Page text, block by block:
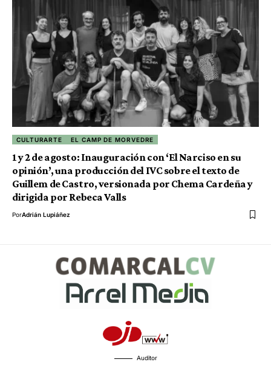
CULTURARTE EL CAMP DE MORVEDRE
1 y 2 de agosto: Inauguración con ‘El Narciso en su
opinión’, una producción del IVC sobre el texto de
Guillem de Castro, versionada por Chema Cardeña y
dirigida por Rebeca Valls
PorAdrián Lupiáñez
Auditor